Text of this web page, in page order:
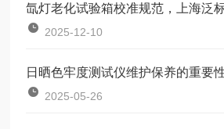
氙灯老化试验箱校准规范，上海泛
2025-12-10
日晒色牢度测试仪维护保养的重要
2025-05-26